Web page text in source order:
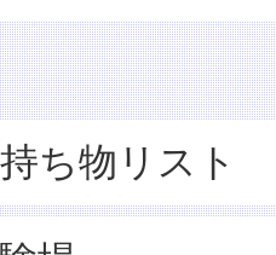
ち物リスト